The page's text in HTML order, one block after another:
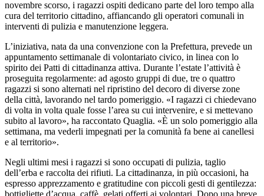
novembre scorso, i ragazzi ospiti dedicano parte del loro tempo alla
cura del territorio cittadino, affiancando gli operatori comunali in
interventi di pulizia e manutenzione leggera.
L’iniziativa, nata da una convenzione con la Prefettura, prevede un
appuntamento settimanale di volontariato civico, in linea con lo
spirito dei Patti di cittadinanza attiva. Durante l’estate l’attività è
proseguita regolarmente: ad agosto gruppi di due, tre o quattro
ragazzi si sono alternati nel ripristino del decoro di diverse zone
della città, lavorando nel tardo pomeriggio. «I ragazzi ci chiedevano
di volta in volta quale fosse l’area su cui intervenire, e si mettevano
subito al lavoro», ha raccontato Quaglia. «È un solo pomeriggio alla
settimana, ma vederli impegnati per la comunità fa bene ai canellesi
e al territorio».
Negli ultimi mesi i ragazzi si sono occupati di pulizia, taglio
dell’erba e raccolta dei rifiuti. La cittadinanza, in più occasioni, ha
espresso apprezzamento e gratitudine con piccoli gesti di gentilezza:
bottigliette d’acqua, caffè, gelati offerti ai volontari. Dopo una breve